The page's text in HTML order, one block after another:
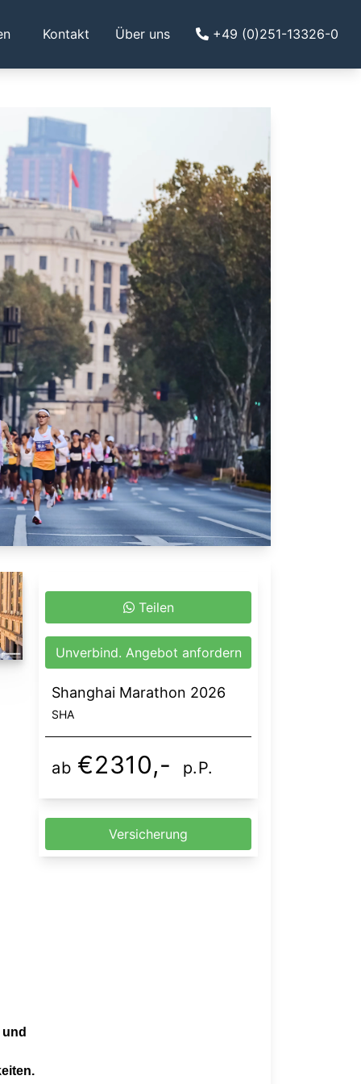
Kontakt Über uns +49 (0)251-13326-0
Teilen
Unverbind. Angebot anfordern
Shanghai Marathon 2026
SHA
ab €2310,- p.P.
Versicherung